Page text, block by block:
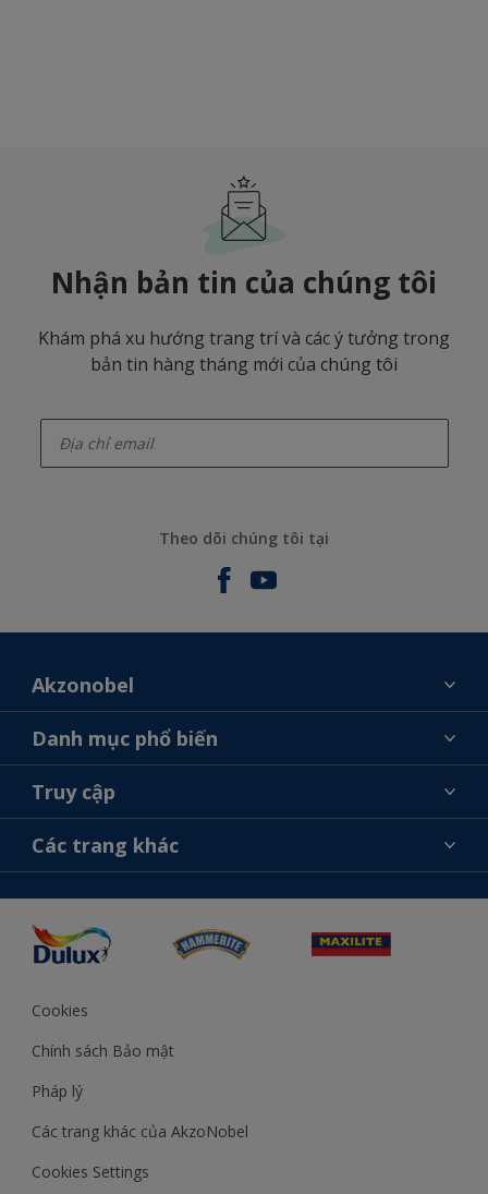
Nhận bản tin của chúng tôi
Khám phá xu hướng trang trí và các ý tưởng trong
bản tin hàng tháng mới của chúng tôi
Theo dõi chúng tôi tại
Akzonobel
Giới thiệu về AkzoNobel
Liên hệ chúng tôi
Tìm một cửa hàng
Danh mục phổ biến
Tìm màu sắc
Chọn sản phẩm
Ý tưởng
Truy cập
Khả năng truy cập
Tính Chính Xác về Màu Sắc
Các trang khác
Cookies
Chính sách Bảo mật
Pháp lý
Các trang khác của AkzoNobel
Cookies Settings